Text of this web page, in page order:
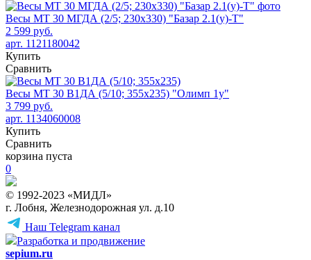
Весы МТ 30 МГДА (2/5; 230х330) "Базар 2.1(у)-Т"
2 599 руб.
арт. 1121180042
Купить
Сравнить
Весы МТ 30 В1ДА (5/10; 355х235) "Олимп 1у"
3 799 руб.
арт. 1134060008
Купить
Сравнить
корзина пуста
0
© 1992-2023 «МИДЛ»
г. Лобня, Железнодорожная ул. д.10
Наш Telegram канал
Разработка и продвижение
sepium.ru